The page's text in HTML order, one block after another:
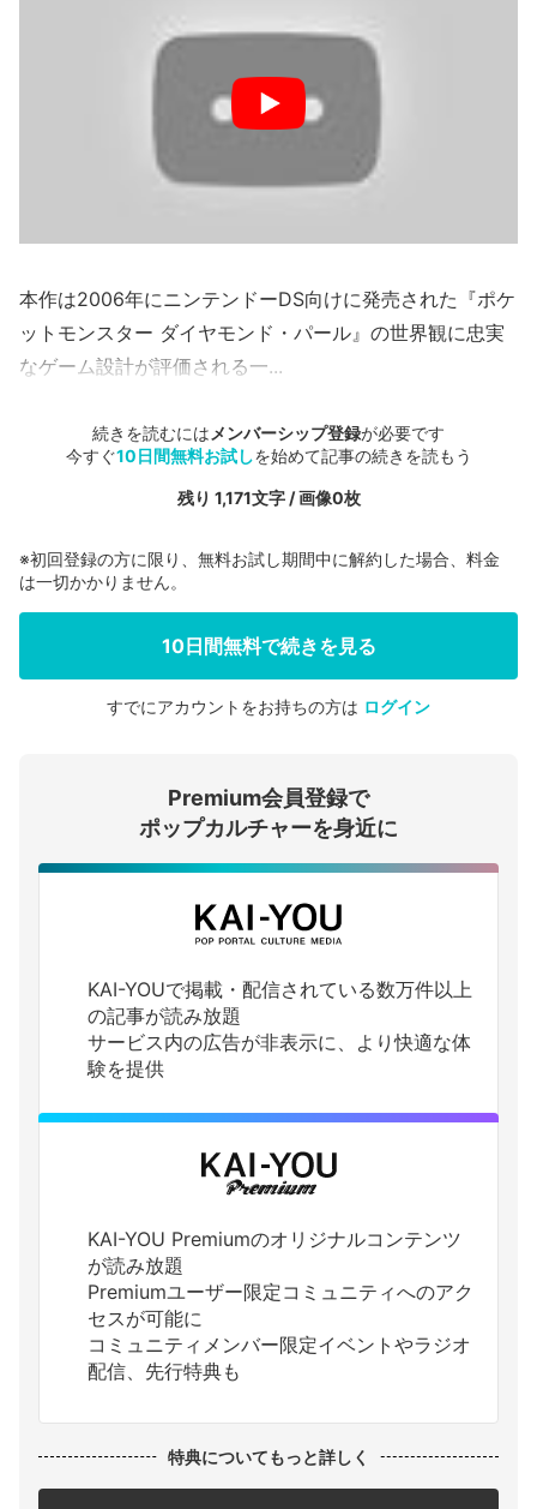
本作は2006年にニンテンドーDS向けに発売された『ポケ
ットモンスター ダイヤモンド・パール』の世界観に忠実
なゲーム設計が評価される一...
続きを読むには メンバーシップ登録が必要です
今すぐ10日間無料お試しを始めて記事の続きを読もう
残り 1,171文字 / 画像0枚
会員登録する
ログインする
※初回登録の方に限り、無料お試し期間中に解約した場合、料金
は一切かかりません。
10日間無料で続きを見る
すでにアカウントをお持ちの方は ログイン
Premium会員登録で
ポップカルチャーを身近に
KAI-YOUで掲載・配信されている数万件以上
の記事が読み放題
サービス内の広告が非表示に、より快適な体
験を提供
KAI-YOU Premiumのオリジナルコンテンツ
が読み放題
Premiumユーザー限定コミュニティへのアク
セスが可能に
コミュニティメンバー限定イベントやラジオ
配信、先行特典も
特典についてもっと詳しく